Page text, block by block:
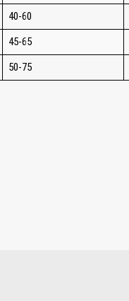
40-60
45-65
50-75